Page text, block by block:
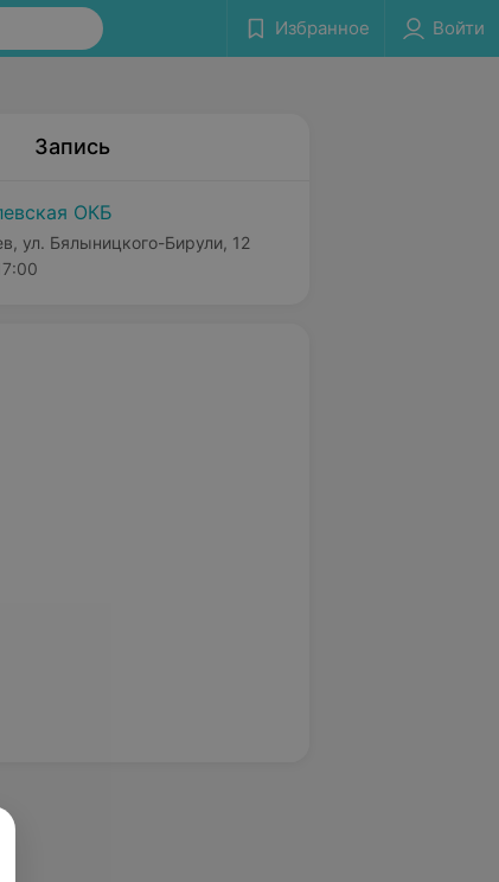
Избранное Войти
Запись
ОКБ
ул. Бялыницкого-Бирули, 12